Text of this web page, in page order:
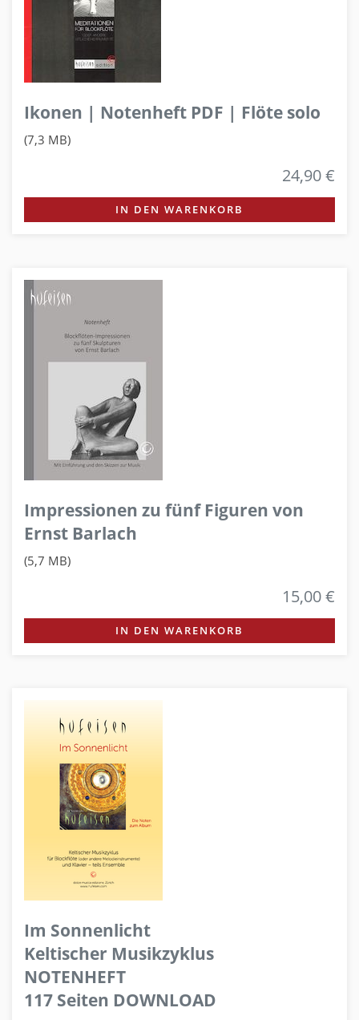
Ikonen | Notenheft PDF | Flöte solo
(7,3 MB)
24,90 €
IN DEN WARENKORB
Impressionen zu fünf Figuren von
Ernst Barlach
(5,7 MB)
15,00 €
IN DEN WARENKORB
Im Sonnenlicht
Keltischer Musikzyklus
NOTENHEFT
117 Seiten DOWNLOAD